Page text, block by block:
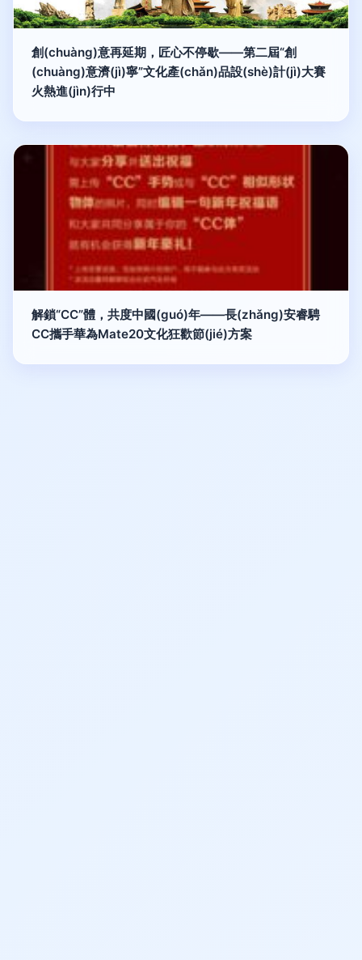
創(chuàng)意再延期，匠心不停歇——第二屆“創
(chuàng)意濟(jì)寧”文化產(chǎn)品設(shè)計(jì)大賽
火熱進(jìn)行中
解鎖“CC”體，共度中國(guó)年——長(zhǎng)安睿騁
CC攜手華為Mate20文化狂歡節(jié)方案